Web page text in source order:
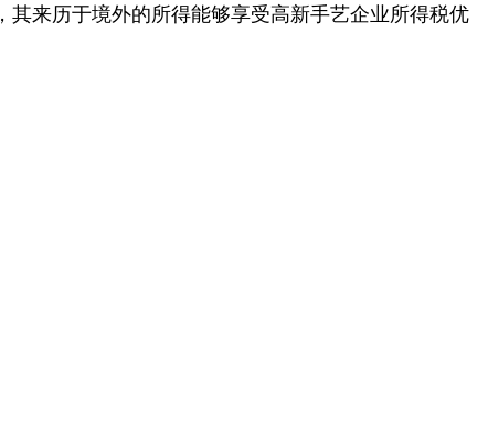
其来历于境外的所得能够享受高新手艺企业所得税优